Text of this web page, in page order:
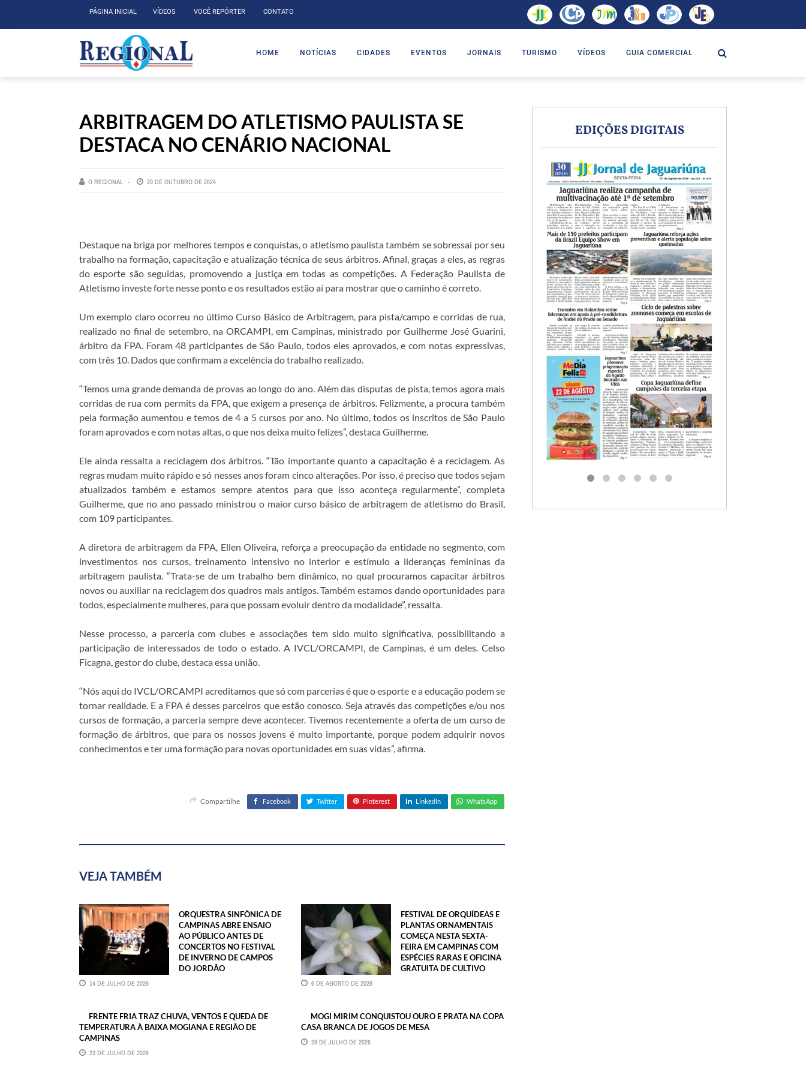
PÁGINA INICIAL VÍDEOS VOCÊ REPÓRTER CONTATO
HOME NOTÍCIAS CIDADES EVENTOS JORNAIS TURISMO VÍDEOS GUIA COMERCIAL
ARBITRAGEM DO ATLETISMO PAULISTA SE
DESTACA NO CENÁRIO NACIONAL
O REGIONAL 29 DE OUTUBRO DE 2024
Destaque na briga por melhores tempos e conquistas, o atletismo paulista também se sobressai por seu
trabalho na formação, capacitação e atualização técnica de seus árbitros. Afinal, graças a eles, as regras
do esporte são seguidas, promovendo a justiça em todas as competições. A Federação Paulista de
Atletismo investe forte nesse ponto e os resultados estão aí para mostrar que o caminho é correto.
Um exemplo claro ocorreu no último Curso Básico de Arbitragem, para pista/campo e corridas de rua,
realizado no final de setembro, na ORCAMPI, em Campinas, ministrado por Guilherme José Guarini,
árbitro da FPA. Foram 48 participantes de São Paulo, todos eles aprovados, e com notas expressivas,
com três 10. Dados que confirmam a excelência do trabalho realizado.
“Temos uma grande demanda de provas ao longo do ano. Além das disputas de pista, temos agora mais
corridas de rua com permits da FPA, que exigem a presença de árbitros. Felizmente, a procura também
pela formação aumentou e temos de 4 a 5 cursos por ano. No último, todos os inscritos de São Paulo
foram aprovados e com notas altas, o que nos deixa muito felizes”, destaca Guilherme.
Ele ainda ressalta a reciclagem dos árbitros. “Tão importante quanto a capacitação é a reciclagem. As
regras mudam muito rápido e só nesses anos foram cinco alterações. Por isso, é preciso que todos sejam
atualizados também e estamos sempre atentos para que isso aconteça regularmente”, completa
Guilherme, que no ano passado ministrou o maior curso básico de arbitragem de atletismo do Brasil,
com 109 participantes.
A diretora de arbitragem da FPA, Ellen Oliveira, reforça a preocupação da entidade no segmento, com
investimentos nos cursos, treinamento intensivo no interior e estímulo a lideranças femininas da
arbitragem paulista. “Trata-se de um trabalho bem dinâmico, no qual procuramos capacitar árbitros
novos ou auxiliar na reciclagem dos quadros mais antigos. Também estamos dando oportunidades para
todos, especialmente mulheres, para que possam evoluir dentro da modalidade”, ressalta.
Nesse processo, a parceria com clubes e associações tem sido muito significativa, possibilitando a
participação de interessados de todo o estado. A IVCL/ORCAMPI, de Campinas, é um deles. Celso
Ficagna, gestor do clube, destaca essa união.
“Nós aqui do IVCL/ORCAMPI acreditamos que só com parcerias é que o esporte e a educação podem se
tornar realidade. E a FPA é desses parceiros que estão conosco. Seja através das competições e/ou nos
cursos de formação, a parceria sempre deve acontecer. Tivemos recentemente a oferta de um curso de
formação de árbitros, que para os nossos jovens é muito importante, porque podem adquirir novos
conhecimentos e ter uma formação para novas oportunidades em suas vidas”, afirma.
Compartilhe Facebook Twitter Pinterest LinkedIn WhatsApp
VEJA TAMBÉM
ORQUESTRA SINFÔNICA DE
CAMPINAS ABRE ENSAIO
AO PÚBLICO ANTES DE
CONCERTOS NO FESTIVAL
DE INVERNO DE CAMPOS
DO JORDÃO
14 DE JULHO DE 2026
FESTIVAL DE ORQUÍDEAS E
PLANTAS ORNAMENTAIS
COMEÇA NESTA SEXTA-
FEIRA EM CAMPINAS COM
ESPÉCIES RARAS E OFICINA
GRATUITA DE CULTIVO
6 DE AGOSTO DE 2026
FRENTE FRIA TRAZ CHUVA, VENTOS E QUEDA DE
TEMPERATURA À BAIXA MOGIANA E REGIÃO DE
CAMPINAS
23 DE JULHO DE 2026
MOGI MIRIM CONQUISTOU OURO E PRATA NA COPA
CASA BRANCA DE JOGOS DE MESA
28 DE JULHO DE 2026
EDIÇÕES DIGITAIS